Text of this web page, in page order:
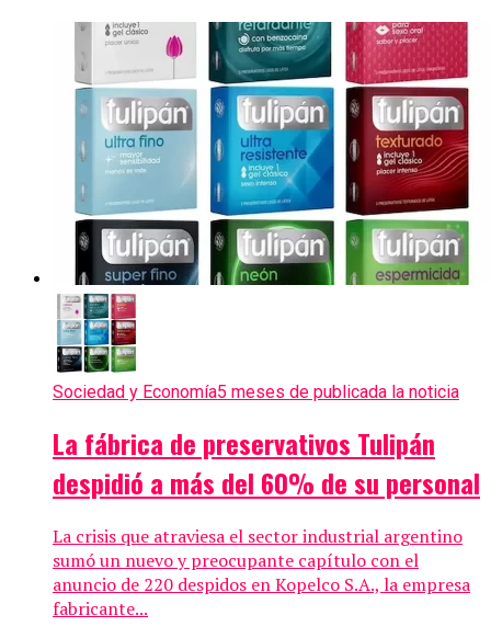
Sociedad y Economía5 meses de publicada la noticia
La fábrica de preservativos Tulipán
despidió a más del 60% de su personal
La crisis que atraviesa el sector industrial argentino
sumó un nuevo y preocupante capítulo con el
anuncio de 220 despidos en Kopelco S.A., la empresa
fabricante...